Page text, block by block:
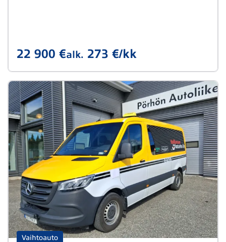
22 900 €alk. 273 €/kk
Vaihtoauto